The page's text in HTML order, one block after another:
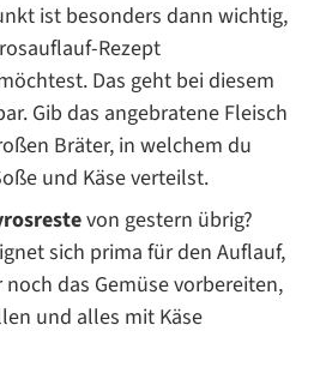
ist besonders dann wichtig,
Rezept
Das geht bei diesem
Gib das angebratene Fleisch
Bräter, in welchem du
und Käse verteilst.
von gestern übrig?
sich prima für den Auflauf,
das Gemüse vorbereiten,
und alles mit Käse